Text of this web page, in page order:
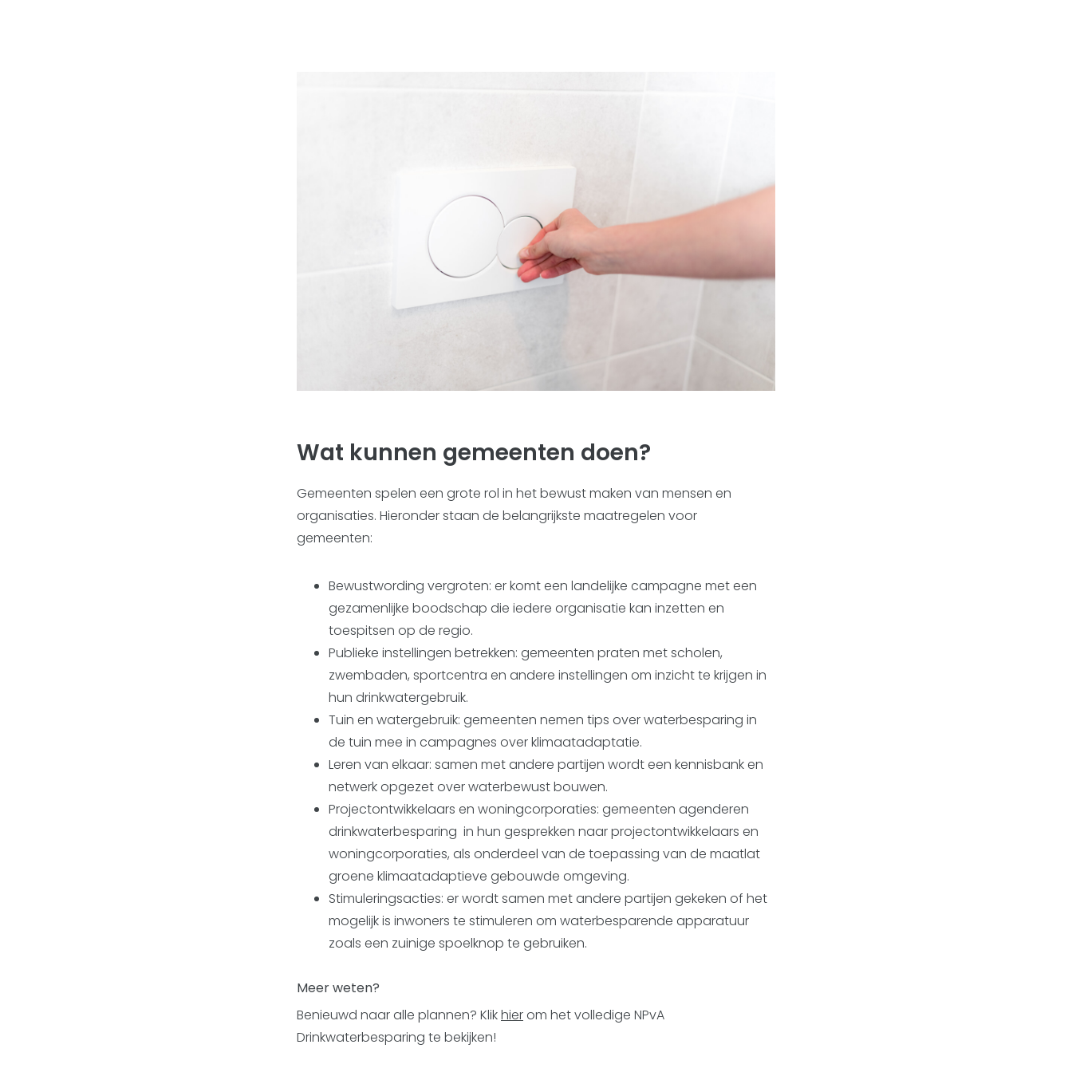
Wat kunnen gemeenten doen?
Gemeenten spelen een grote rol in het bewust maken van mensen en
organisaties. Hieronder staan de belangrijkste maatregelen voor
gemeenten:
Bewustwording vergroten: er komt een landelijke campagne met een
gezamenlijke boodschap die iedere organisatie kan inzetten en
toespitsen op de regio.
Publieke instellingen betrekken: gemeenten praten met scholen,
zwembaden, sportcentra en andere instellingen om inzicht te krijgen in
hun drinkwatergebruik.
Tuin en watergebruik: gemeenten nemen tips over waterbesparing in
de tuin mee in campagnes over klimaatadaptatie.
Leren van elkaar: samen met andere partijen wordt een kennisbank en
netwerk opgezet over waterbewust bouwen.
Projectontwikkelaars en woningcorporaties: gemeenten agenderen
drinkwaterbesparing in hun gesprekken naar projectontwikkelaars en
woningcorporaties, als onderdeel van de toepassing van de maatlat
groene klimaatadaptieve gebouwde omgeving.
Stimuleringsacties: er wordt samen met andere partijen gekeken of het
mogelijk is inwoners te stimuleren om waterbesparende apparatuur
zoals een zuinige spoelknop te gebruiken.
Meer weten?
Benieuwd naar alle plannen? Klikhierom het volledige NPvA
Drinkwaterbesparing te bekijken!